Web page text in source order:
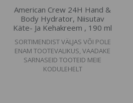
American Crew 24H Hand &
Body Hydrator, Niisutav
Käte- Ja Kehakreem , 190 ml
SORTIMENDIST VÄLJAS VÕI POLE
ENAM TOOTEVALIKUS, VAADAKE
SARNASEID TOOTEID MEIE
KODULEHELT